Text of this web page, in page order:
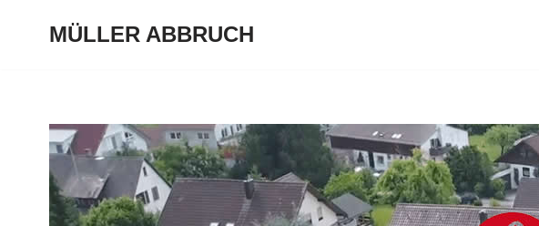
MÜLLER ABBRUCH